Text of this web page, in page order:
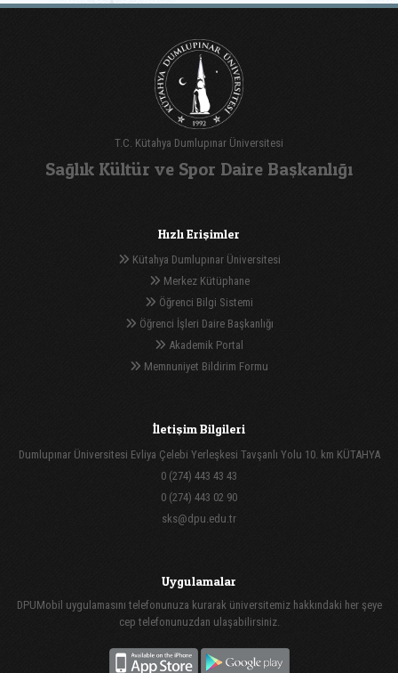
T.C. Kütahya Dumlupınar Üniversitesi
Sağlık Kültür ve Spor Daire Başkanlığı
Hızlı Erişimler
Kütahya Dumlupınar Üniversitesi
Merkez Kütüphane
Öğrenci Bilgi Sistemi
Öğrenci İşleri Daire Başkanlığı
Akademik Portal
Memnuniyet Bildirim Formu
İletişim Bilgileri
Dumlupınar Üniversitesi Evliya Çelebi Yerleşkesi Tavşanlı Yolu 10. km KÜTAHYA
0 (274) 443 43 43
0 (274) 443 02 90
sks@dpu.edu.tr
Uygulamalar
DPUMobil uygulamasını telefonunuza kurarak üniversitemiz hakkındaki her şeye
cep telefonunuzdan ulaşabilirsiniz.